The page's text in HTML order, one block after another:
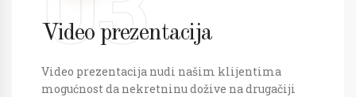
Video prezentacija
Video prezentacija nudi našim klijentima
mogućnost da nekretninu dožive na drugačiji